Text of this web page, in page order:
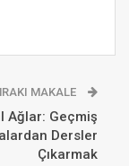
MAKALE
Ağlar: Geçmiş
Dersler
Çıkarmak